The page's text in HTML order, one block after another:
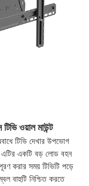
ওয়াল মাউন্ট
টিভি দেখার উপভোগ
একটি বড় লোড বহন
করার সময় টিভিটি পড়ে
বাহুটি নিশ্চিত করতে